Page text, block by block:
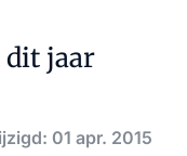
dit jaar
01 apr. 2015